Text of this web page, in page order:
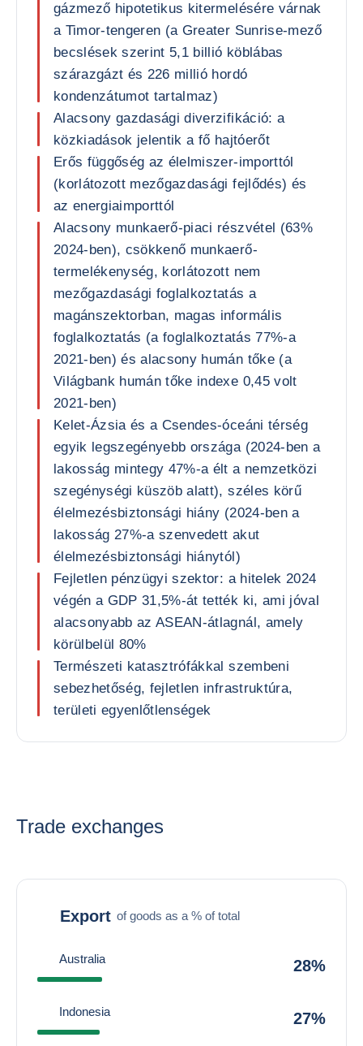
gázmező hipotetikus kitermelésére várnak
a Timor-tengeren (a Greater Sunrise-mező
becslések szerint 5,1 billió köblábas
szárazgázt és 226 millió hordó
kondenzátumot tartalmaz)
Alacsony gazdasági diverzifikáció: a
közkiadások jelentik a fő hajtóerőt
Erős függőség az élelmiszer-importtól
(korlátozott mezőgazdasági fejlődés) és
az energiaimporttól
Alacsony munkaerő-piaci részvétel (63%
2024-ben), csökkenő munkaerő-
termelékenység, korlátozott nem
mezőgazdasági foglalkoztatás a
magánszektorban, magas informális
foglalkoztatás (a foglalkoztatás 77%-a
2021-ben) és alacsony humán tőke (a
Világbank humán tőke indexe 0,45 volt
2021-ben)
Kelet-Ázsia és a Csendes-óceáni térség
egyik legszegényebb országa (2024-ben a
lakosság mintegy 47%-a élt a nemzetközi
szegénységi küszöb alatt), széles körű
élelmezésbiztonsági hiány (2024-ben a
lakosság 27%-a szenvedett akut
élelmezésbiztonsági hiánytól)
Fejletlen pénzügyi szektor: a hitelek 2024
végén a GDP 31,5%-át tették ki, ami jóval
alacsonyabb az ASEAN-átlagnál, amely
körülbelül 80%
Természeti katasztrófákkal szembeni
sebezhetőség, fejletlen infrastruktúra,
területi egyenlőtlenségek
Trade exchanges
Export of goods as a % of total
Australia 28%
Indonesia 27%